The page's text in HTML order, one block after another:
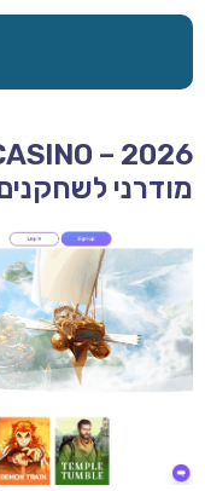
מודרני